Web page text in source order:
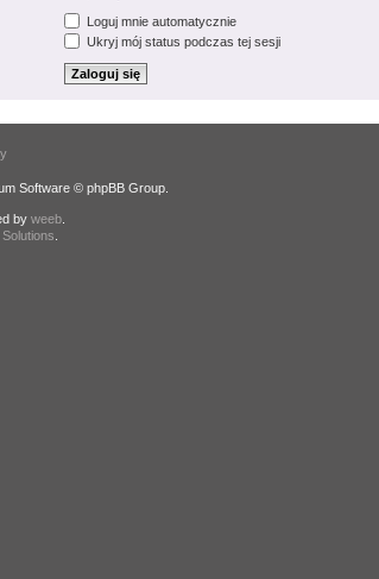
Loguj mnie automatycznie
Ukryj mój status podczas tej sesji
Software © phpBB Group.
by weeb.